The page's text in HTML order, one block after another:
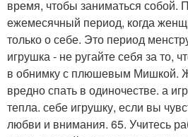
время, чтобы заниматься собой.
ежемесячный период, когда
только о себе. Это период
игрушка - не ругайте себя за то,
в обнимку с плюшевым Мишкой.
вредно спать в одиночестве. а
тепла. себе игрушку, если вы
любви и внимания. 65. Учитесь